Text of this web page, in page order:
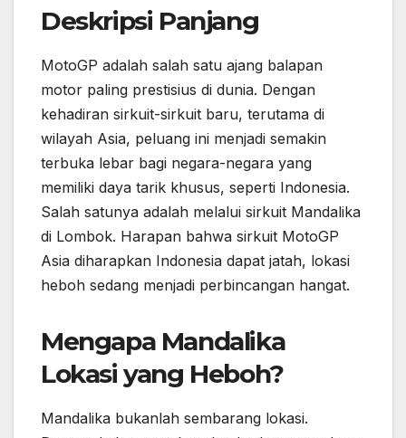
Deskripsi Panjang
MotoGP adalah salah satu ajang balapan
motor paling prestisius di dunia. Dengan
kehadiran sirkuit-sirkuit baru, terutama di
wilayah Asia, peluang ini menjadi semakin
terbuka lebar bagi negara-negara yang
memiliki daya tarik khusus, seperti Indonesia.
Salah satunya adalah melalui sirkuit Mandalika
di Lombok. Harapan bahwa sirkuit MotoGP
Asia diharapkan Indonesia dapat jatah, lokasi
heboh sedang menjadi perbincangan hangat.
Mengapa Mandalika
Lokasi yang Heboh?
Mandalika bukanlah sembarang lokasi.